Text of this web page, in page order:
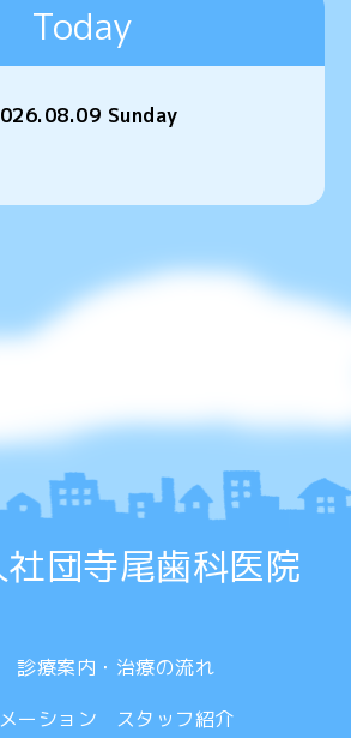
Today
Sunday
団寺尾歯科医院
診療案内・治療の流れ
ーション
スタッフ紹介